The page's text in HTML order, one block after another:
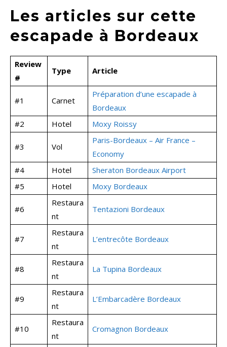
Les articles sur cette
escapade à Bordeaux
Review
#
Type Article
#1 Carnet
Préparation d’une escapade à
Bordeaux
#2
Hotel Moxy Roissy
#3 Vol
Paris-Bordeaux – Air France –
Economy
#4
Hotel
Sheraton Bordeaux Airport
#5
Hotel Moxy Bordeaux
#6
Restaura
nt
Tentazioni Bordeaux
#7
Restaura
nt
L’entrecôte Bordeaux
#8
Restaura
nt
La Tupina Bordeaux
#9
Restaura
nt
L’Embarcadère Bordeaux
#10
Restaura
nt
Cromagnon Bordeaux